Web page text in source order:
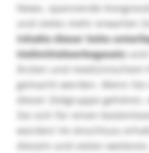
News, spannende
und vieles mehr erwarten
Inhalte dieser Seite
Heilmittelwerbegesetzund
Ärzten und medizinischem
gemacht werden. Wenn
dieser Zielgruppe
Sie sich für einen
würden! Im Anschluss
diesem und vielen